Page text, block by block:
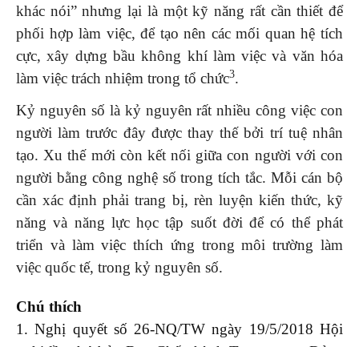
khác nói” nhưng lại là một kỹ năng rất cần thiết để
phối hợp làm việc, để tạo nên các mối quan hệ tích
cực, xây dựng bầu không khí làm việc và văn hóa
làm việc trách nhiệm trong tổ chức3.
Kỷ nguyên số là kỷ nguyên rất nhiều công việc con
người làm trước đây được thay thế bởi trí tuệ nhân
tạo. Xu thế mới còn kết nối giữa con người với con
người bằng công nghệ số trong tích tắc. Mỗi cán bộ
cần xác định phải trang bị, rèn luyện kiến thức, kỹ
năng và năng lực học tập suốt đời để có thể phát
triển và làm việc thích ứng trong môi trường làm
việc quốc tế, trong kỷ nguyên số.
Chú thích
1. Nghị quyết số 26-NQ/TW ngày 19/5/2018 Hội